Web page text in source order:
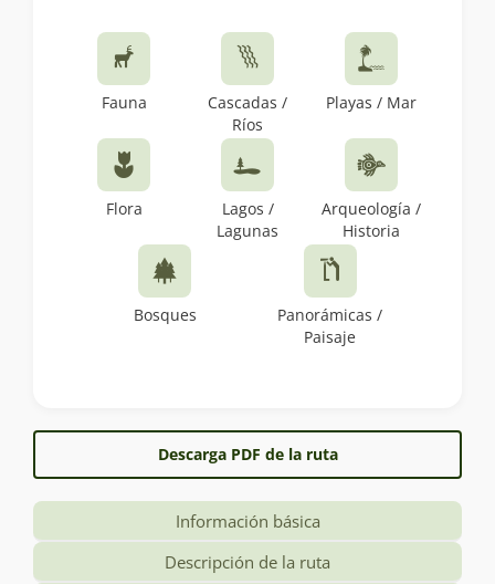
Fauna
Cascadas /
Ríos
Playas / Mar
Flora
Lagos /
Lagunas
Arqueología /
Historia
Bosques
Panorámicas /
Paisaje
Descarga PDF de la ruta
Información básica
Descripción de la ruta